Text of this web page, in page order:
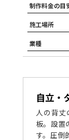
制作料金の目
施工場所
業種
自立・
人の背
板。設置
す。圧倒